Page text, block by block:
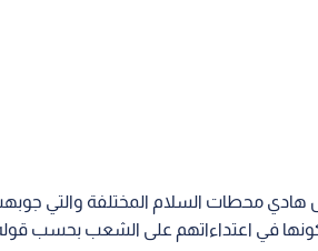
محطات السلام المختلفة والتي جوبهت
في اعتداءاتهم على الشعب بحسب